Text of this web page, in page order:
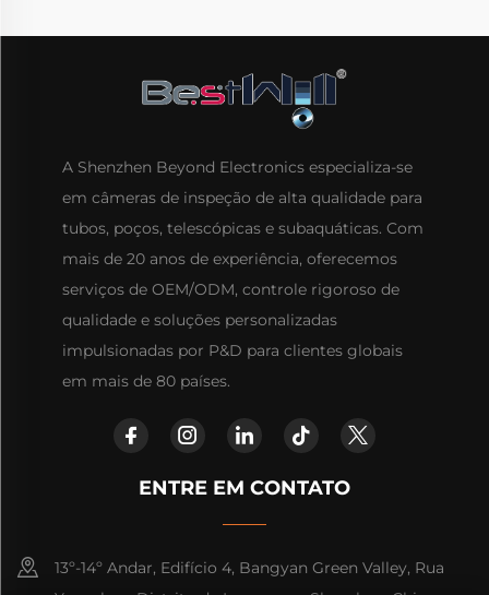
A Shenzhen Beyond Electronics especializa-se
em câmeras de inspeção de alta qualidade para
tubos, poços, telescópicas e subaquáticas. Com
mais de 20 anos de experiência, oferecemos
serviços de OEM/ODM, controle rigoroso de
qualidade e soluções personalizadas
impulsionadas por P&D para clientes globais
em mais de 80 países.
ENTRE EM CONTATO
13º-14º Andar, Edifício 4, Bangyan Green Valley, Rua